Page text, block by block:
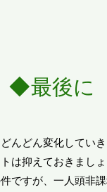
◆最後に
んどん変化していき
は抑えておきましょ
ですが、一人頭非